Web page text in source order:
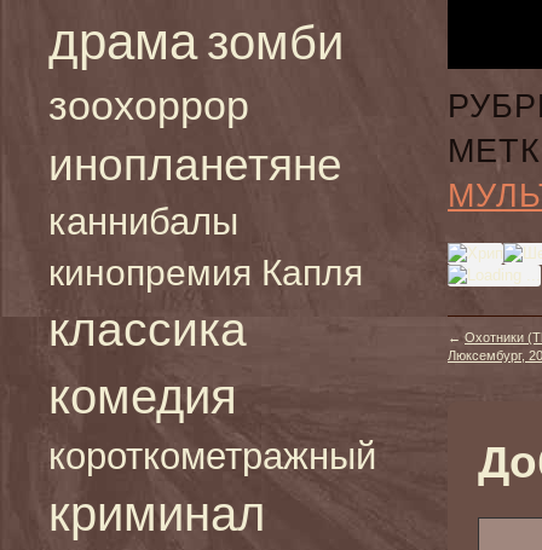
драма зомби
зоохоррор
инопланетяне
каннибалы
кинопремия Капля
классика
комедия
короткометражный
криминал
←Охотники
Люксембург,